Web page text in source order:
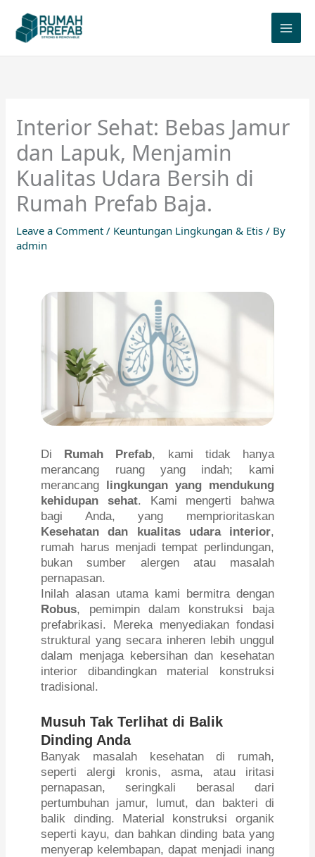
content
Interior Sehat: Bebas Jamur
dan Lapuk, Menjamin
Kualitas Udara Bersih di
Rumah Prefab Baja.
Leave a Comment / Keuntungan Lingkungan & Etis / By
admin
Di Rumah Prefab, kami tidak hanya
merancang ruang yang indah; kami
merancang lingkungan yang mendukung
kehidupan sehat. Kami mengerti bahwa
bagi Anda, yang memprioritaskan
Kesehatan dan kualitas udara interior,
rumah harus menjadi tempat perlindungan,
bukan sumber alergen atau masalah
pernapasan.
Inilah alasan utama kami bermitra dengan
Robus, pemimpin dalam konstruksi baja
prefabrikasi. Mereka menyediakan fondasi
struktural yang secara inheren lebih unggul
dalam menjaga kebersihan dan kesehatan
interior dibandingkan material konstruksi
tradisional.
Musuh Tak Terlihat di Balik
Dinding Anda
Banyak masalah kesehatan di rumah,
seperti alergi kronis, asma, atau iritasi
pernapasan, seringkali berasal dari
pertumbuhan jamur, lumut, dan bakteri di
balik dinding. Material konstruksi organik
seperti kayu, dan bahkan dinding bata yang
menyerap kelembapan, dapat menjadi inang